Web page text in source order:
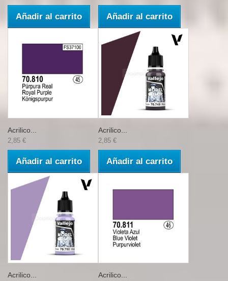
Añadir al carrito Añadir al carrito
Acrilico...
2,85 €
Añadir al carrito
Acrilico...
2,85 €
Añadir al carrito
Acrilico... Acrilico...